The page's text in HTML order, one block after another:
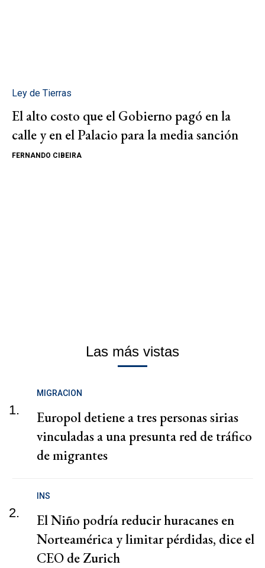
Ley de Tierras
El alto costo que el Gobierno pagó en la
calle y en el Palacio para la media sanción
FERNANDO CIBEIRA
Las más vistas
1.
MIGRACION
Europol detiene a tres personas sirias
vinculadas a una presunta red de tráfico
de migrantes
2.
INS
El Niño podría reducir huracanes en
Norteamérica y limitar pérdidas, dice el
CEO de Zurich